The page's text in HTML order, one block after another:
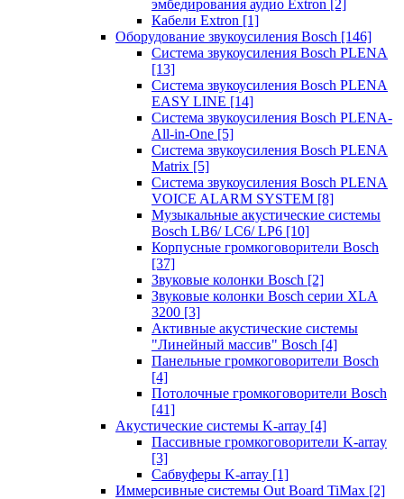
эмбедирования аудио Extron [2]
Кабели Extron [1]
Оборудование звукоусиления Bosch [146]
Система звукоусиления Bosch PLENA
[13]
Система звукоусиления Bosch PLENA
EASY LINE [14]
Система звукоусиления Bosch PLENA-
All-in-One [5]
Система звукоусиления Bosch PLENA
Matrix [5]
Система звукоусиления Bosch PLENA
VOICE ALARM SYSTEM [8]
Музыкальные акустические системы
Bosch LB6/ LC6/ LP6 [10]
Корпусные громкоговорители Bosch
[37]
Звуковые колонки Bosch [2]
Звуковые колонки Bosch серии XLA
3200 [3]
Активные акустические системы
"Линейный массив" Bosch [4]
Панельные громкоговорители Bosch
[4]
Потолочные громкоговорители Bosch
[41]
Акустические системы K-array [4]
Пассивные громкоговорители K-array
[3]
Сабвуферы K-array [1]
Иммерсивные системы Out Board TiMax [2]